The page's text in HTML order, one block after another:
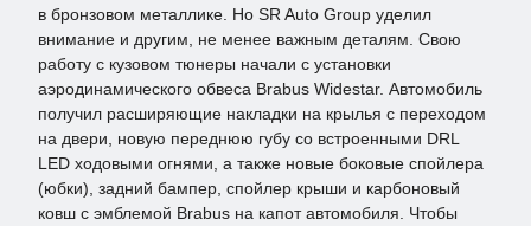
в бронзовом металлике. Но SR Auto Group уделил
внимание и другим, не менее важным деталям. Свою
работу с кузовом тюнеры начали с установки
аэродинамического обвеса Brabus Widestar. Автомобиль
получил расширяющие накладки на крылья с переходом
на двери, новую переднюю губу со встроенными DRL
LED ходовыми огнями, а также новые боковые спойлера
(юбки), задний бампер, спойлер крыши и карбоновый
ковш с эмблемой Brabus на капот автомобиля. Чтобы